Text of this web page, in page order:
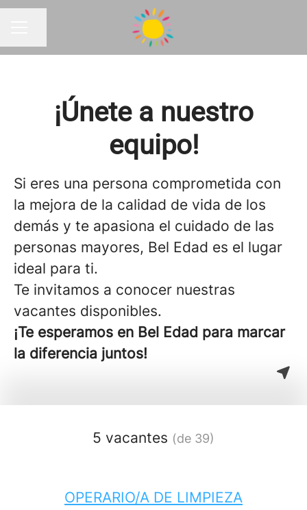
¡Únete a nuestro
equipo!
Si eres una persona comprometida con
la mejora de la calidad de vida de los
demás y te apasiona el cuidado de las
personas mayores, Bel Edad es el lugar
ideal para ti.
Te invitamos a conocer nuestras
vacantes disponibles.
¡Te esperamos en Bel Edad para marcar
la diferencia juntos!
5 vacantes (de 39)
OPERARIO/A DE LIMPIEZA